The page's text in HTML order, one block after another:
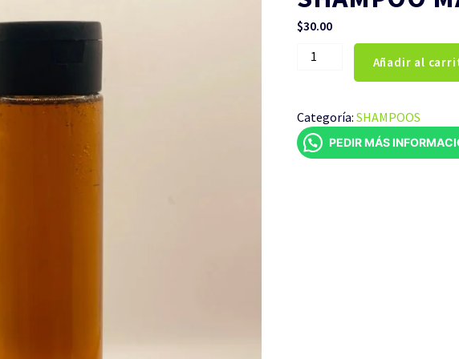
$30.00
SHAMPOO
cantidad
Añadir al
Categoría:SHAMPOOS
PEDIR MÁS